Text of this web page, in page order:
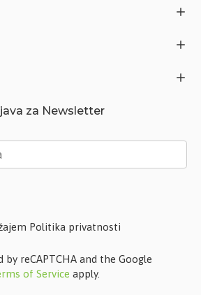
za Newsletter
Politika privatnosti
reCAPTCHA and the Google
of Service apply.